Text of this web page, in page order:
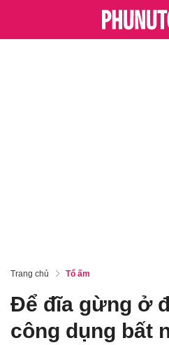
Trang chủ Tổ ấm
Để đĩa gừng ở
công dụng bất